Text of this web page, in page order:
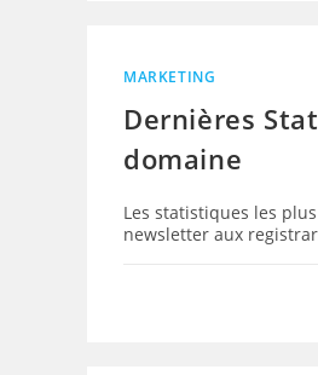
MARKETING
Dernières
domaine
Les statistiques les
newsletter aux